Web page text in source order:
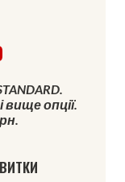
вище опції.